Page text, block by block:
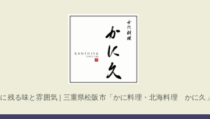
残る味と雰囲気 | 三重県松阪市「かに料理・北海料理 かに久」